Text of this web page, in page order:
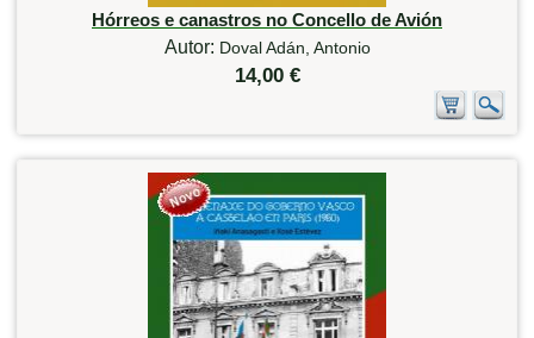
Hórreos e canastros no Concello de Avión
Autor: Doval Adán, Antonio
14,00 €